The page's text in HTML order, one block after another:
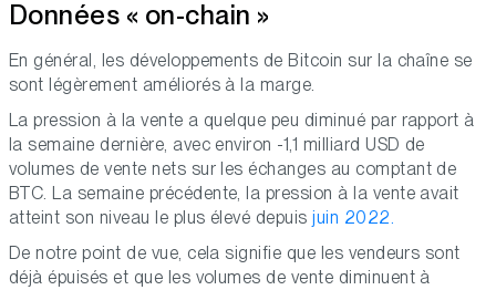
Données « on-chain »
En général, les développements de Bitcoin sur la chaîne se
sont légèrement améliorés à la marge.
La pression à la vente a quelque peu diminué par rapport à
la semaine dernière, avec environ -1,1 milliard USD de
volumes de vente nets sur les échanges au comptant de
BTC. La semaine précédente, la pression à la vente avait
atteint son niveau le plus élevé depuisjuin 2022.
De notre point de vue, cela signifie que les vendeurs sont
déjà épuisés et que les volumes de vente diminuent à